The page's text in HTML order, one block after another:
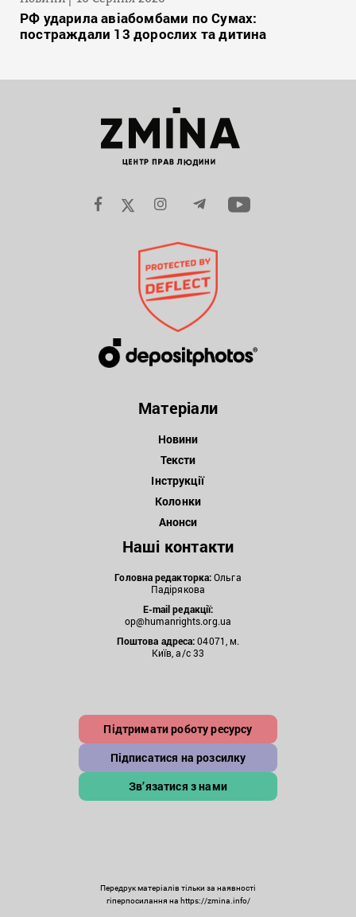
РФ ударила авіабомбами по Сумах:
постраждали 13 дорослих та дитина
Матеріали
Новини
Тексти
Інструкції
Колонки
Анонси
Наші контакти
Головна редакторка:Ольга
Падірякова
E-mail редакції:
op@humanrights.org.ua
Поштова адреса:04071, м.
Київ, а/с 33
Підтримати роботу ресурсу
Підписатися на розсилку
Зв’язатися з нами
Передрук матеріалів тільки за наявності
гіперпосилання на https://zmina.info/